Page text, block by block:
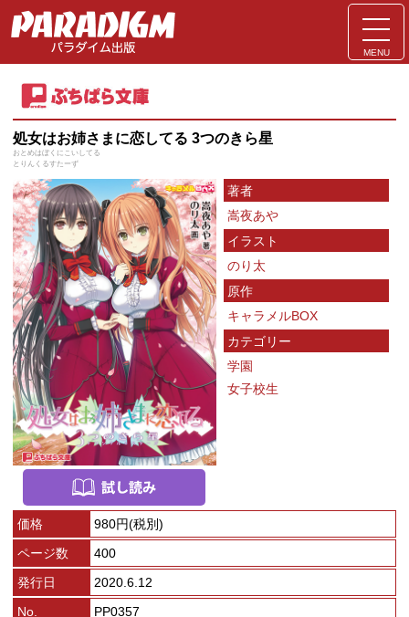
MENU
処女はお姉さまに恋してる 3つのきら星
おとめはぼくにこいしてる
とりんくるすたーず
著者
嵩夜あや
イラスト
のり太
原作
キャラメルBOX
カテゴリー
学園
女子校生
価格
980円(税別)
ページ数
400
発行日
2020.6.12
No.
PP0357